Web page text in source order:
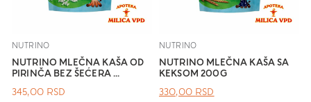
NUTRINO
NUTRINO MLEČNA KAŠA OD
PIRINČA BEZ ŠEĆERA ...
345,00 RSD
NUTRINO
NUTRINO MLEČNA KAŠA SA
KEKSOM 200G
ОРИГИНАЛНА
330,00 RSD